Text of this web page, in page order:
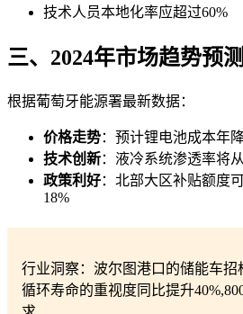
技术人员本地化率应超过60%
三、2024年市场趋势预测
根据葡萄牙能源署最新数据：
价格走势：预计锂电池成本年
技术创新：液冷系统渗透率将
政策利好：北部大区补贴额度
18%
行业洞察：波尔图港口的储能车招
循环寿命的重视度同比提升